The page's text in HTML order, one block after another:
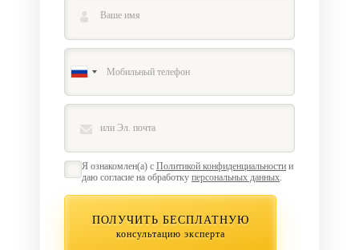
Я ознакомлен(а) с Политикой конфиденциальности и
даю согласие на обработку персональных данных
ПОЛУЧИТЬ БЕСПЛАТНУЮ
консультацию эксперта